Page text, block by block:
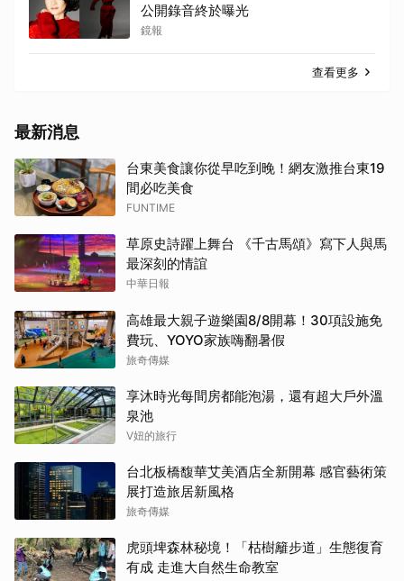
公開錄音終於曝光
鏡報
查看更多
最新消息
台東美食讓你從早吃到晚！網友激推台東19
間必吃美食
FUNTIME
草原史詩躍上舞台 《千古馬頌》寫下人與馬
最深刻的情誼
中華日報
高雄最大親子遊樂園8/8開幕！30項設施免
費玩、YOYO家族嗨翻暑假
旅奇傳媒
享沐時光每間房都能泡湯，還有超大戶外溫
泉池
V妞的旅行
台北板橋馥華艾美酒店全新開幕 感官藝術策
展打造旅居新風格
旅奇傳媒
虎頭埤森林秘境！「枯樹籬步道」生態復育
有成 走進大自然生命教室